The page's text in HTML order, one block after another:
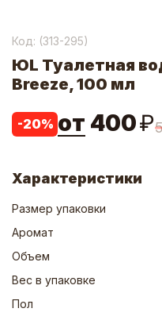
Код: (313-295)
ЮL Туалетная
Breeze, 100 мл
-20% от 400₽
Характеристики
Размер упаковки
Аромат
Объем
Вес в упаковке
Пол